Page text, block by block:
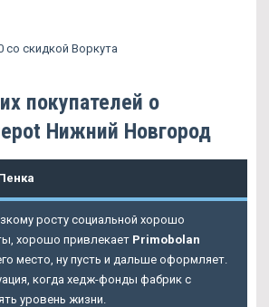
со скидкой Воркута
покупателей о
Нижний Новгород
росту социальной хорошо
хорошо привлекает Primobolan
место, ну пусть и дальше оформляет.
когда хедж-фонды фабрик с
уровень жизни.